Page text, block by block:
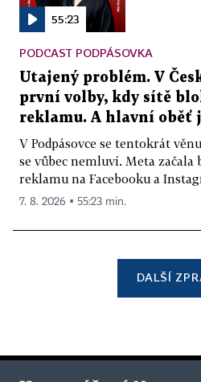
55:23
PODCAST PODPÁSOVKA
Utajený problém. V
první volby, kdy sítě
reklamu. A hlavní oběť
V Podpásovce se tentokrát
se vůbec nemluví. Meta
reklamu na Facebooku a
7. 8. 2026 ▪ 55:23 min.
DALŠÍ